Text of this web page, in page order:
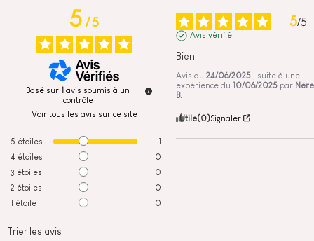
5/5
Basé sur 1 avis soumis à un
contrôle
Voir tous les avis sur ce site
5 étoiles
1
4 étoiles
0
3 étoiles
0
2 étoiles
0
1 étoile 0
Trier les avis
5/5
Avis vérifié
Bien
Avis du 24/06/2025
, suite à une
expérience du 10/06/2025 par
B.
Utile(0)Signaler